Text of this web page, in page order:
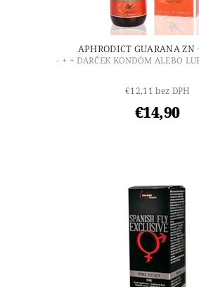
APHRODICT GUARANA ZN
- + + DARČEK KONDÓM ALEBO
€12,11 bez DPH
€14,90